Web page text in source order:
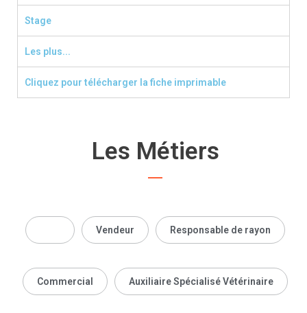
Stage
Les plus...
Cliquez pour télécharger la fiche imprimable
Les Métiers
Vendeur Responsable de rayon
Commercial Auxiliaire Spécialisé Vétérinaire